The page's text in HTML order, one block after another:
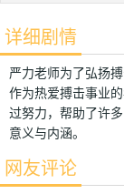
详细剧情
严力老师为了弘扬
作为热爱搏击事业
过努力，帮助了许
意义与内涵。
网友评论